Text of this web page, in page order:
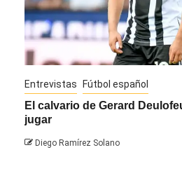
Entrevistas Fútbol español
El calvario de Gerard
jugar
Diego Ramírez Solano